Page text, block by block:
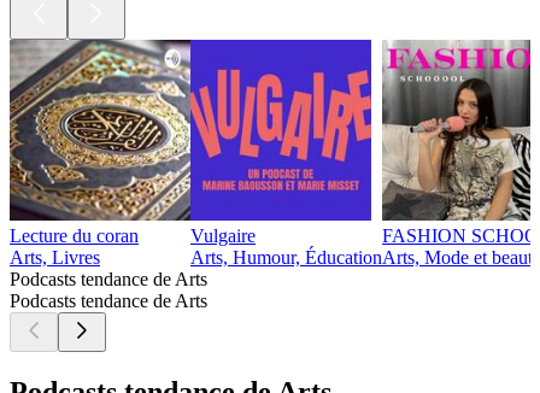
Lecture du coran
Arts, Livres
Vulgaire
Arts, Humour, Éducation
FASHION
Arts, Mode et beauté
Podcasts tendance de Arts
Podcasts tendance de Arts